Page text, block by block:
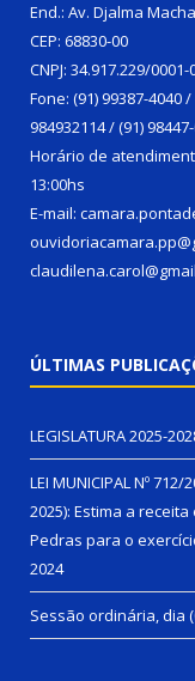
End.: Av. Djalma
CEP: 68830-00
CNPJ: 34.917.229/0001-
Fone: (91) 99387-4040
984932114 / (91)
Horário de
13:00hs
E-mail:
ÚLTIMAS
LEGISLATURA 2025-
LEI MUNICIPAL Nº 712/
2025): Estima a
Pedras para o
2024
Sessão ordinária, dia